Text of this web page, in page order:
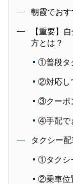
朝霞でおす
【重要】
方とは？
①普段タ
②対応し
③クーポ
④手配で
タクシー
①タクシ
②乗車位